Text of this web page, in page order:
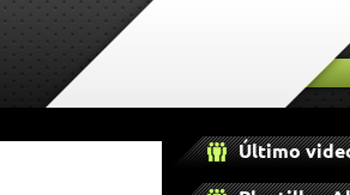
Último